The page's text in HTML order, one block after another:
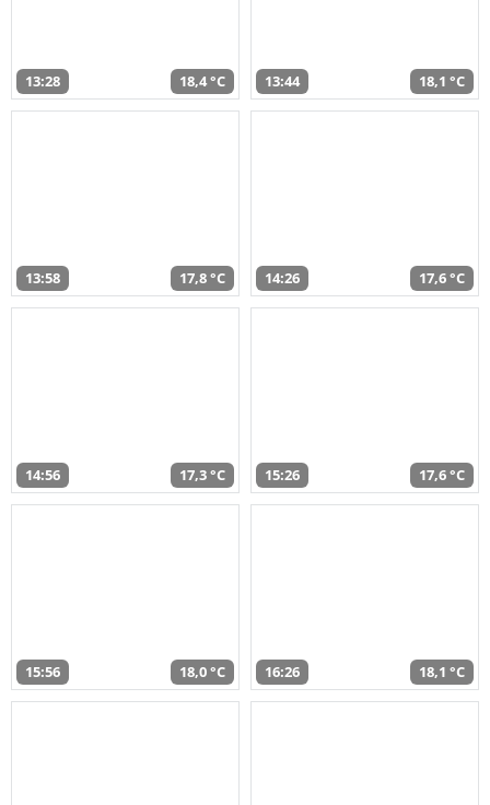
13:28 18,4 °C 13:44 18,1 °C
13:58 17,8 °C 14:26 17,6 °C
14:56 17,3 °C 15:26 17,6 °C
15:56 18,0 °C 16:26 18,1 °C